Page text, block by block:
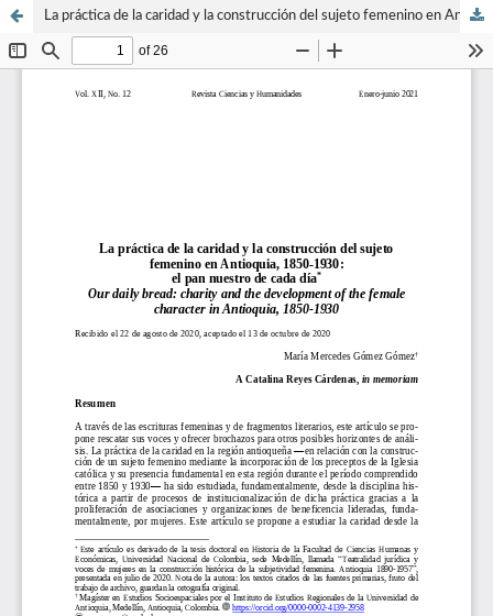
La práctica de la caridad y la construcción del sujeto femenino en Antioquia, 1850-1930: el pan nuestro de cada día